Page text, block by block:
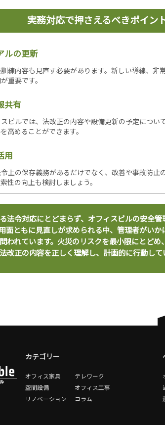
実務対応で押さえるべきポイン
ルの更新
練内容も見直す必要があります。新しい導線、非
重要です。
共有
ビルでは、法改正の内容や設備更新の予定につい
高めることができます。
用
上の保存義務があるだけでなく、改善や事故防止
性の向上も検討しましょう。
法令対応にとどまらず、オフィスビルの安全
面ともに見直しが求められる中、管理者がい
われています。火災のリスクを最小限にとど
改正の内容を正しく理解し、計画的に行動して
カテゴリー
オフィス家具
テレワーク
空間設備
オフィス工事
リノベーション
コラム